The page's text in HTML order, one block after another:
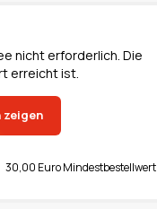
nicht erforderlich. Die
erreicht ist.
zeigen
Euro Mindestbestellwert